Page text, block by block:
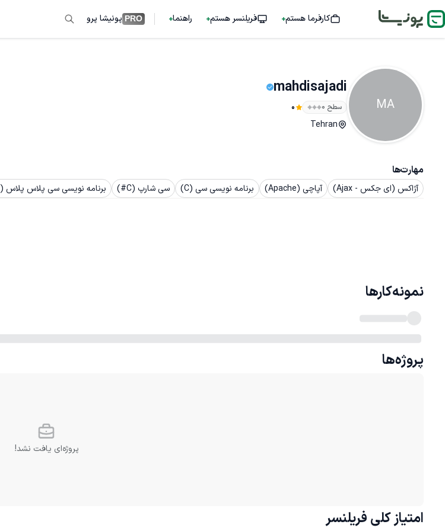
کارفرما هستم فریلنسر هستم راهنما PRO پونیشا پرو
MA
mahdisajadi
سطح ۰ 0
Tehran
مهارت‌ها
آژاکس (ای جکس - Ajax) آپاچی (Apache) برنامه نویسی سی (C) سی شارپ (C#) برنامه نویسی سی پلاس پلاس (C++)
نمونه‌کارها
پروژه‌ها
پروژه‌ای یافت نشد!
امتیاز کلی فریلنسر